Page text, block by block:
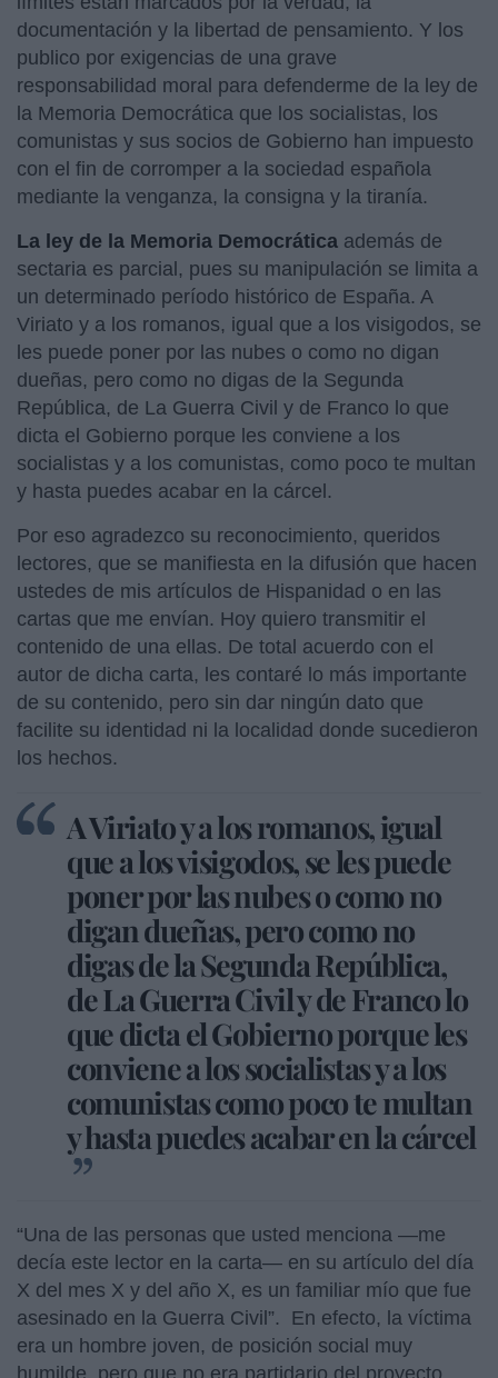
documentación y la libertad de pensamiento. Y los
publico por exigencias de una grave
responsabilidad moral para defenderme de la ley de
la Memoria Democrática que los socialistas, los
comunistas y sus socios de Gobierno han impuesto
con el fin de corromper a la sociedad española
mediante la venganza, la consigna y la tiranía.
La ley de la Memoria Democrática además de
sectaria es parcial, pues su manipulación se limita a
un determinado período histórico de España. A
Viriato y a los romanos, igual que a los visigodos, se
les puede poner por las nubes o como no digan
dueñas, pero como no digas de la Segunda
República, de La Guerra Civil y de Franco lo que
dicta el Gobierno porque les conviene a los
socialistas y a los comunistas, como poco te multan
y hasta puedes acabar en la cárcel.
Por eso agradezco su reconocimiento, queridos
lectores, que se manifiesta en la difusión que hacen
ustedes de mis artículos de Hispanidad o en las
cartas que me envían. Hoy quiero transmitir el
contenido de una ellas. De total acuerdo con el
autor de dicha carta, les contaré lo más importante
de su contenido, pero sin dar ningún dato que
facilite su identidad ni la localidad donde sucedieron
los hechos.
A Viriato y a los romanos, igual
que a los visigodos, se les puede
poner por las nubes o como no
digan dueñas, pero como no
digas de la Segunda República,
de La Guerra Civil y de Franco lo
que dicta el Gobierno porque les
conviene a los socialistas y a los
comunistas como poco te multan
y hasta puedes acabar en la cárcel
“Una de las personas que usted menciona —me
decía este lector en la carta— en su artículo del día
X del mes X y del año X, es un familiar mío que fue
asesinado en la Guerra Civil”. En efecto, la víctima
era un hombre joven, de posición social muy
humilde, pero que no era partidario del proyecto